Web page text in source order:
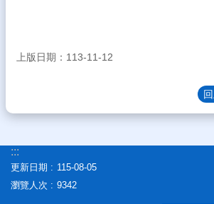
章
願)
學
上版日期：113-11-12
:::
更新日期
115-08-05
瀏覽人次
9342